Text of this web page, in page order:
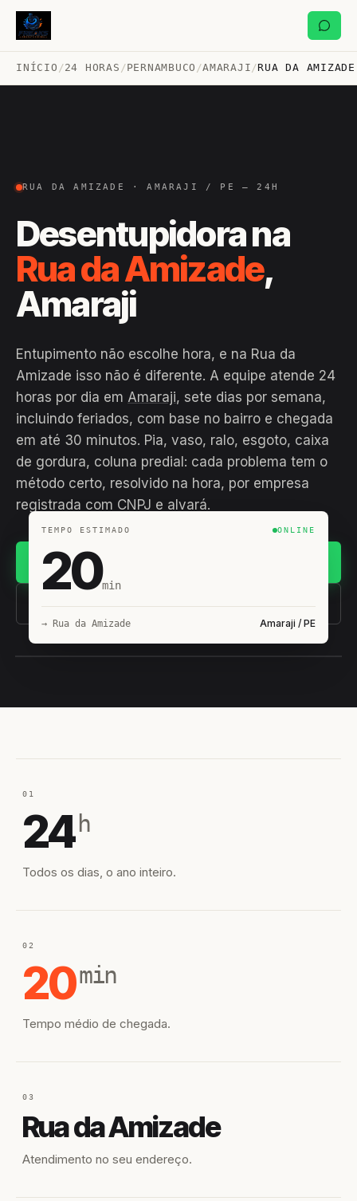
INÍCIO /24 HORAS /PERNAMBUCO /AMARAJI /RUA DA AMIZADE
RUA DA AMIZADE · AMARAJI / PE — 24H
Desentupidora na
Rua da Amizade,
Amaraji
Entupimento não escolhe hora, e na Rua da
Amizade isso não é diferente. A equipe atende 24
horas por dia em Amaraji, sete dias por semana,
incluindo feriados, com base no bairro e chegada
em até 30 minutos. Pia, vaso, ralo, esgoto, caixa
de gordura, coluna predial: cada problema tem o
método certo, resolvido na hora, por empresa
registrada com CNPJ e alvará.
(11) 93407-8838
TEMPO ESTIMADO ONLINE
20min
→ Rua da Amizade Amaraji / PE
01
24 h
Todos os dias, o ano inteiro.
02
20min
Tempo médio de chegada.
03
Rua da Amizade
Atendimento no seu endereço.